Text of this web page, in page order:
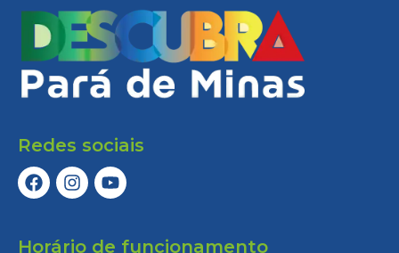
Redes sociais
Horário de funcionamento